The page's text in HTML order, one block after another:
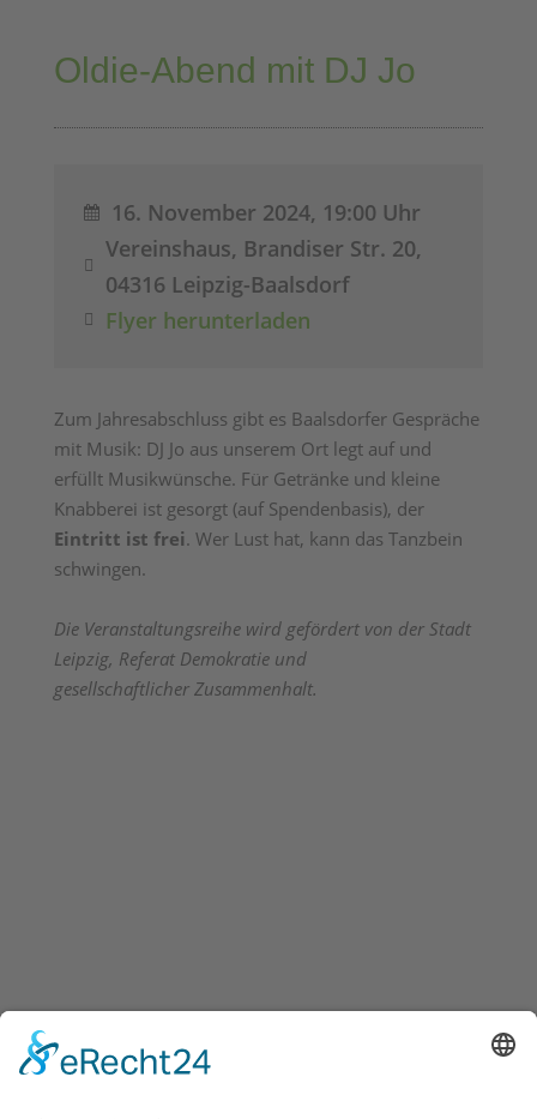
Oldie-Abend mit DJ Jo
 16. November 2024, 19:00 Uhr

Vereinshaus, Brandiser Str. 20,
04316 Leipzig-Baalsdorf
 Flyer herunterladen
Zum Jahresabschluss gibt es Baalsdorfer Gespräche
mit Musik: DJ Jo aus unserem Ort legt auf und
erfüllt Musikwünsche. Für Getränke und kleine
Knabberei ist gesorgt (auf Spendenbasis), der
Eintritt ist frei. Wer Lust hat, kann das Tanzbein
schwingen.
Die Veranstaltungsreihe wird gefördert von der Stadt
Leipzig, Referat Demokratie und
gesellschaftlicher Zusammenhalt.